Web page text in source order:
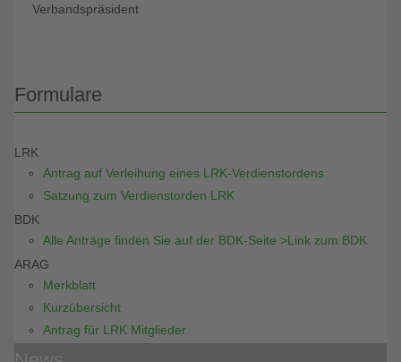
Verbandspräsident
Formulare
LRK
Antrag auf Verleihung eines LRK-Verdienstordens
Satzung zum Verdienstorden LRK
BDK
Alle Anträge finden Sie auf der BDK-Seite >Link zum BDK
ARAG
Merkblatt
Kurzübersicht
Antrag für LRK Mitglieder